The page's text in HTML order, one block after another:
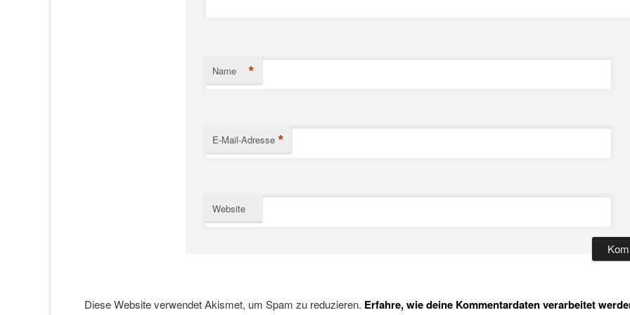
Name *
E-Mail-Adresse *
Website
Diese Website verwendet Akismet, um Spam zu reduzieren. Erfahre, wie deine Kommentardaten verarbeitet